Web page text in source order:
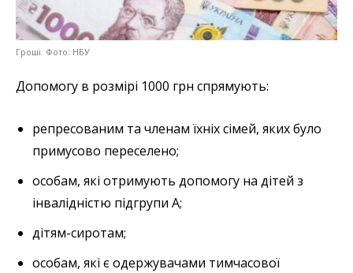
Гроші. Фото: НБУ
Допомогу в розмірі 1000 грн спрямують:
репресованим та членам їхніх сімей, яких було
примусово переселено;
особам, які отримують допомогу на дітей з
інвалідністю підгрупи А;
дітям-сиротам;
особам, які є одержувачами тимчасової